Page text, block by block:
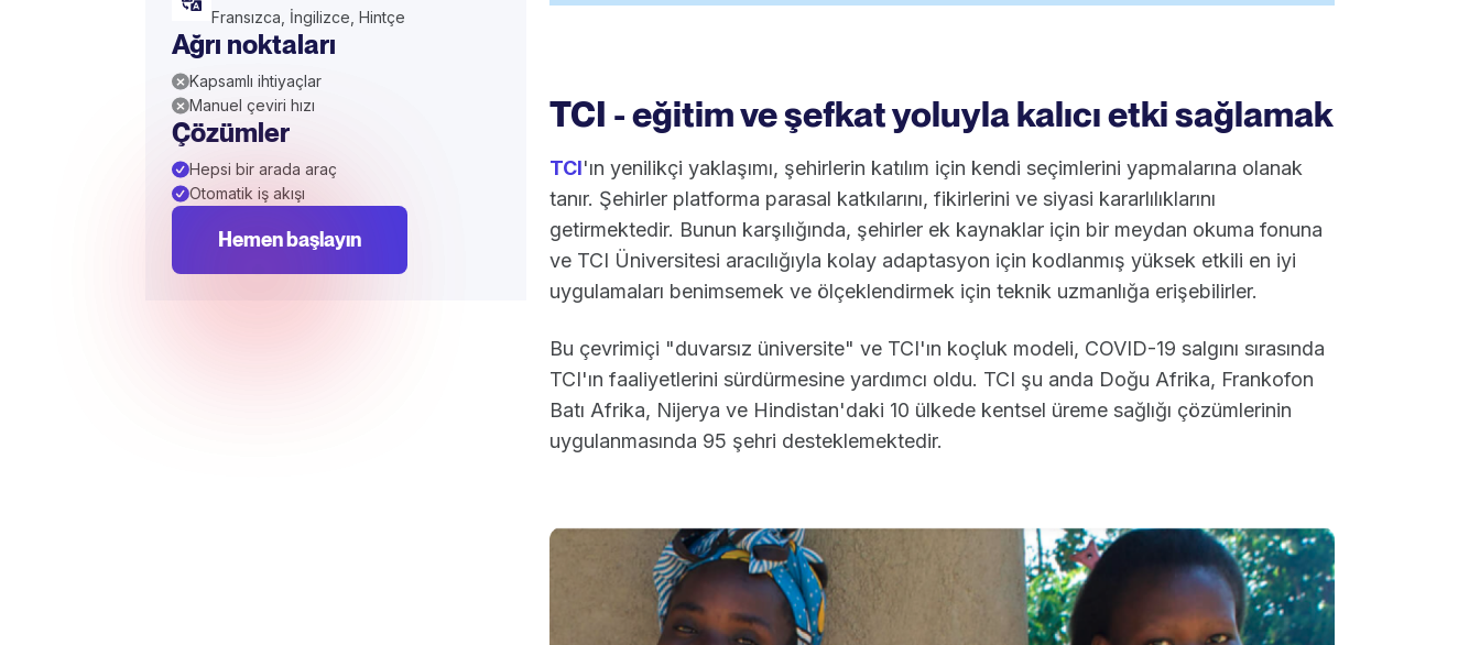
Fransızca, İngilizce, Hintçe
Ağrı noktaları
Kapsamlı ihtiyaçlar
Manuel çeviri hızı
Çözümler
Hepsi bir arada araç
Otomatik iş akışı
Hemen başlayın
TCI - eğitim ve şefkat yoluyla kalıcı etki sağlamak
TCI'ın yenilikçi yaklaşımı, şehirlerin katılım için kendi seçimlerini yapmalarına olanak
tanır. Şehirler platforma parasal katkılarını, fikirlerini ve siyasi kararlılıklarını
getirmektedir. Bunun karşılığında, şehirler ek kaynaklar için bir meydan okuma fonuna
ve TCI Üniversitesi aracılığıyla kolay adaptasyon için kodlanmış yüksek etkili en iyi
uygulamaları benimsemek ve ölçeklendirmek için teknik uzmanlığa erişebilirler.
Bu çevrimiçi "duvarsız üniversite" ve TCI'ın koçluk modeli, COVID-19 salgını sırasında
TCI'ın faaliyetlerini sürdürmesine yardımcı oldu. TCI şu anda Doğu Afrika, Frankofon
Batı Afrika, Nijerya ve Hindistan'daki 10 ülkede kentsel üreme sağlığı çözümlerinin
uygulanmasında 95 şehri desteklemektedir.